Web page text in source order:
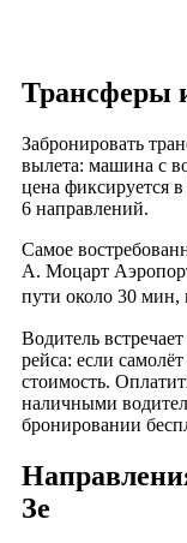
Трансферы
Забронировать
вылета: машина с
цена фиксируется
6 направлений.
Самое
А. Моцарт
пути около 30 мин,
Водитель
рейса: если
стоимость.
наличными
бронировании
Зе